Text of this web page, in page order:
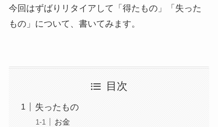
今回はずばりリタイアして「得たもの」「失った
もの」について、書いてみます。
目次
失ったもの
お金